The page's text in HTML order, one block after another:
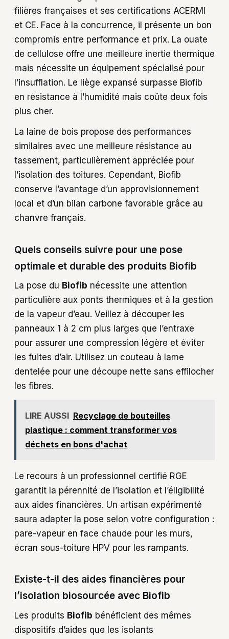
filières françaises et ses certifications ACERMI
et CE. Face à la concurrence, il présente un bon
compromis entre performance et prix. La ouate
de cellulose offre une meilleure inertie thermique
mais nécessite un équipement spécialisé pour
l’insufflation. Le liège expansé surpasse Biofib
en résistance à l’humidité mais coûte deux fois
plus cher.
La laine de bois propose des performances
similaires avec une meilleure résistance au
tassement, particulièrement appréciée pour
l’isolation des toitures. Cependant, Biofib
conserve l’avantage d’un approvisionnement
local et d’un bilan carbone favorable grâce au
chanvre français.
Quels conseils suivre pour une pose
optimale et durable des produits Biofib
La pose du Biofib nécessite une attention
particulière aux ponts thermiques et à la gestion
de la vapeur d’eau. Veillez à découper les
panneaux 1 à 2 cm plus larges que l’entraxe
pour assurer une compression légère et éviter
les fuites d’air. Utilisez un couteau à lame
dentelée pour une découpe nette sans effilocher
les fibres.
LIRE AUSSI Recyclage de bouteilles
plastique : comment transformer vos
déchets en bons d'achat
Le recours à un professionnel certifié RGE
garantit la pérennité de l’isolation et l’éligibilité
aux aides financières. Un artisan expérimenté
saura adapter la pose selon votre configuration :
pare-vapeur en face chaude pour les murs,
écran sous-toiture HPV pour les rampants.
Existe-t-il des aides financières pour
l’isolation biosourcée avec Biofib
Les produits Biofib bénéficient des mêmes
dispositifs d’aides que les isolants